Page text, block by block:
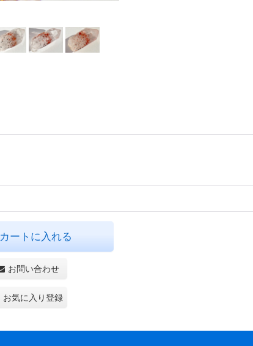
カートに入れる
お問い合わせ
お気に入り登録